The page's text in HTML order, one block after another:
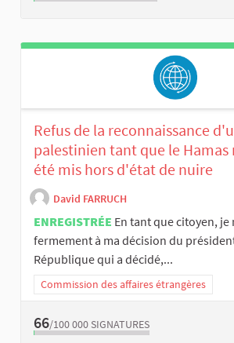
Refus de la reconnaissance
palestinien tant que le Hamas
été mis hors d'état de nuire
David FARRUCH
ENREGISTRÉE En tant que citoyen,
fermement à ma décision du
République qui a décidé,...
Commission des affaires étrangères
66/100 000 SIGNATURES